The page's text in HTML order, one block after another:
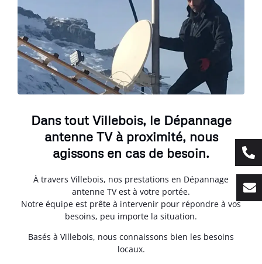
Dans tout Villebois, le Dépannage
antenne TV à proximité, nous
agissons en cas de besoin.
À travers Villebois, nos prestations en Dépannage
antenne TV est à votre portée.
Notre équipe est prête à intervenir pour répondre à vos
besoins, peu importe la situation.
Basés à Villebois, nous connaissons bien les besoins
locaux.